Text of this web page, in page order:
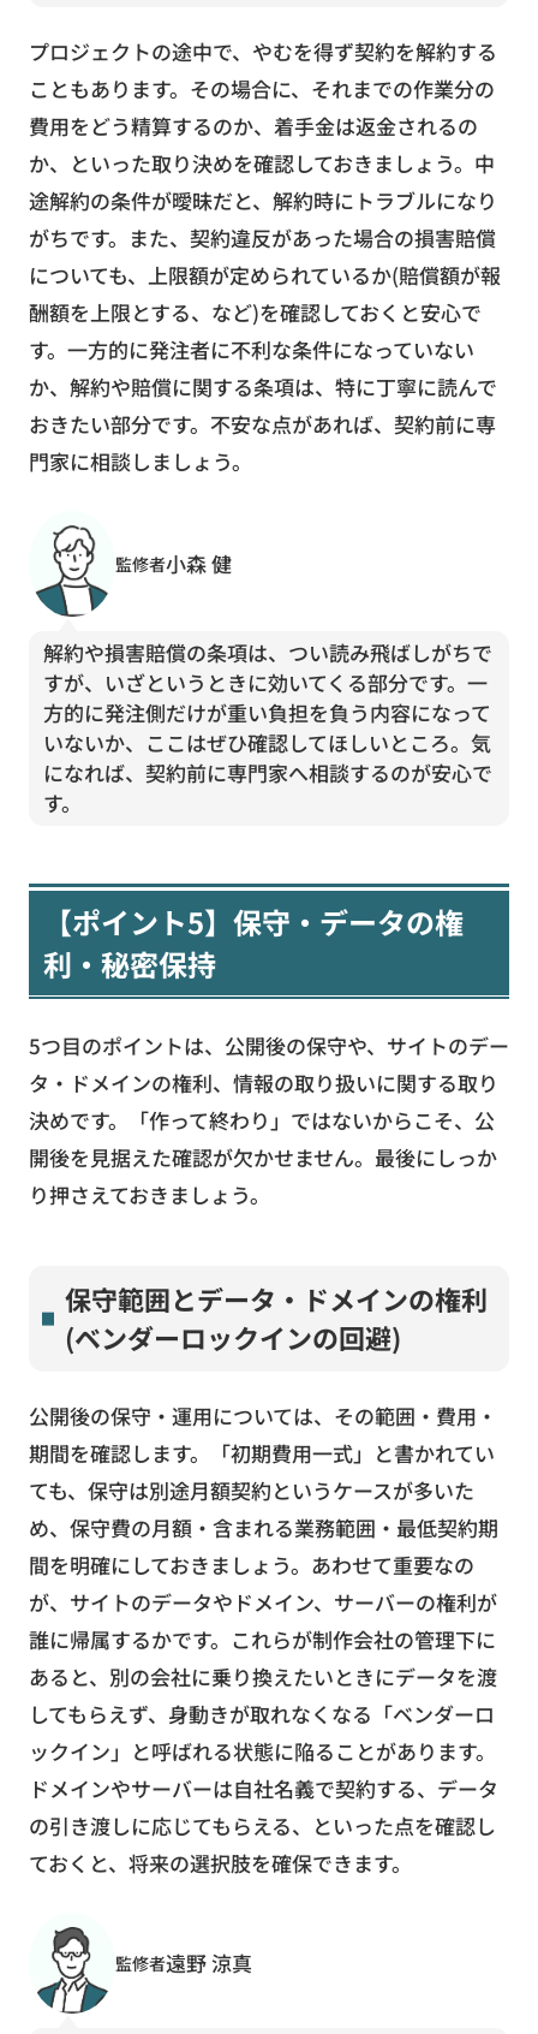
プロジェクトの途中で、やむを得ず契約を解約する
こともあります。その場合に、それまでの作業分の
費用をどう精算するのか、着手金は返金されるの
か、といった取り決めを確認しておきましょう。中
途解約の条件が曖昧だと、解約時にトラブルになり
がちです。また、契約違反があった場合の損害賠償
についても、上限額が定められているか(賠償額が報
酬額を上限とする、など)を確認しておくと安心で
す。一方的に発注者に不利な条件になっていない
か、解約や賠償に関する条項は、特に丁寧に読んで
おきたい部分です。不安な点があれば、契約前に専
門家に相談しましょう。
監修者小森 健
解約や損害賠償の条項は、つい読み飛ばしがちで
すが、いざというときに効いてくる部分です。一
方的に発注側だけが重い負担を負う内容になって
いないか、ここはぜひ確認してほしいところ。気
になれば、契約前に専門家へ相談するのが安心で
す。
【ポイント5】保守・データの権
利・秘密保持
5つ目のポイントは、公開後の保守や、サイトのデー
タ・ドメインの権利、情報の取り扱いに関する取り
決めです。「作って終わり」ではないからこそ、公
開後を見据えた確認が欠かせません。最後にしっか
り押さえておきましょう。
保守範囲とデータ・ドメインの権利
(ベンダーロックインの回避)
公開後の保守・運用については、その範囲・費用・
期間を確認します。「初期費用一式」と書かれてい
ても、保守は別途月額契約というケースが多いた
め、保守費の月額・含まれる業務範囲・最低契約期
間を明確にしておきましょう。あわせて重要なの
が、サイトのデータやドメイン、サーバーの権利が
誰に帰属するかです。これらが制作会社の管理下に
あると、別の会社に乗り換えたいときにデータを渡
してもらえず、身動きが取れなくなる「ベンダーロ
ックイン」と呼ばれる状態に陥ることがあります。
ドメインやサーバーは自社名義で契約する、データ
の引き渡しに応じてもらえる、といった点を確認し
ておくと、将来の選択肢を確保できます。
監修者遠野 涼真